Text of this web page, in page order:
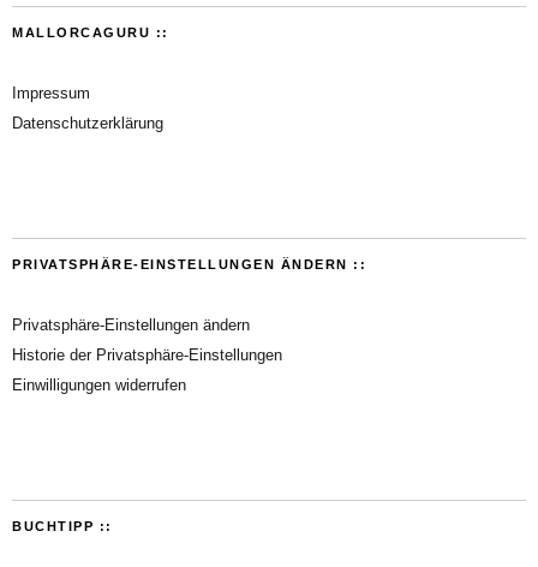
MALLORCAGURU ::
Impressum
Datenschutzerklärung
PRIVATSPHÄRE-EINSTELLUNGEN ÄNDERN ::
Privatsphäre-Einstellungen ändern
Historie der Privatsphäre-Einstellungen
Einwilligungen widerrufen
BUCHTIPP ::